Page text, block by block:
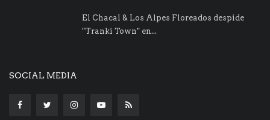
El Chacal & Los Alpes Floreados despide
"Tranki Town" en...
SOCIAL MEDIA